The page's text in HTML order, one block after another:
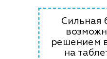
Сильная
решением
на